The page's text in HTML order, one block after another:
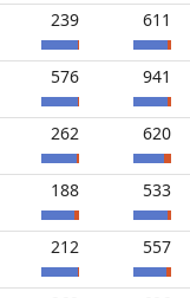
239 611
576 941
262 620
188 533
212 557